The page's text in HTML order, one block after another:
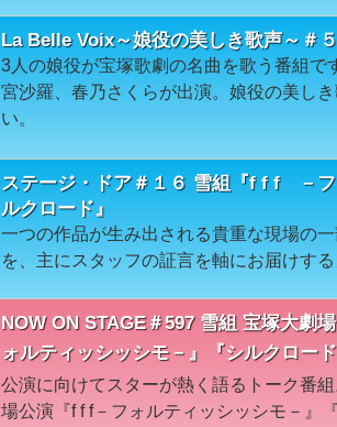
La Belle Voix～娘役の美しき歌声～＃５
3人の娘役が宝塚歌劇の名曲を歌う番組で
宮沙羅、春乃さくらが出演。娘役の美し
い。
ステージ・ドア＃１６ 雪組『f f f －
ルクロード』
一つの作品が生み出される貴重な現場の
を、主にスタッフの証言を軸にお届けする
NOW ON STAGE＃597 雪組 宝塚大劇
ォルティッシッシモ－』『シルクロード
公演に向けてスターが熱く語るトーク番
場公演『f f f－フォルティッシッシモ－』